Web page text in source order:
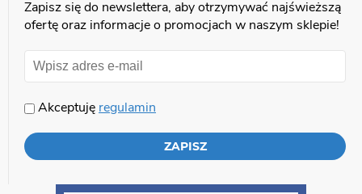
Zapisz się do newslettera, aby otrzymywać najświeższą
ofertę oraz informacje o promocjach w naszym sklepie!
Akceptuję regulamin